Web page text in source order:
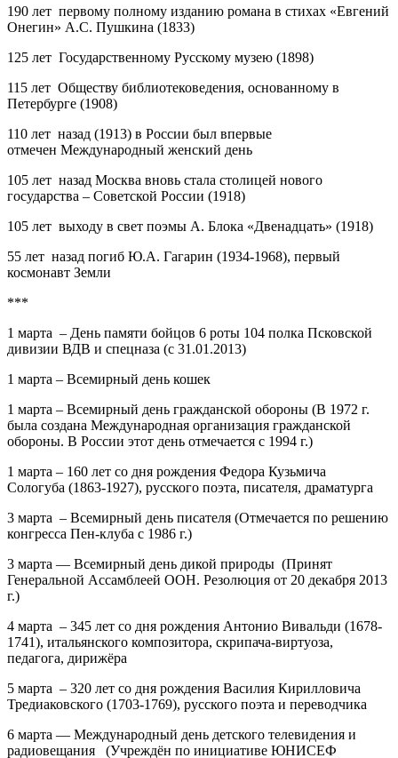
190 лет первому полному изданию романа в стихах «Евгений
Онегин» А.С. Пушкина (1833)
125 лет Государственному Русскому музею (1898)
115 лет Обществу библиотековедения, основанному в
Петербурге (1908)
110 лет назад (1913) в России был впервые
отмечен Международный женский день
105 лет назад Москва вновь стала столицей нового
государства – Советской России (1918)
105 лет выходу в свет поэмы А. Блока «Двенадцать» (1918)
55 лет назад погиб Ю.А. Гагарин (1934-1968), первый
космонавт Земли
***
1 марта – День памяти бойцов 6 роты 104 полка Псковской
дивизии ВДВ и спецназа (с 31.01.2013)
1 марта – Всемирный день кошек
1 марта – Всемирный день гражданской обороны (В 1972 г.
была создана Международная организация гражданской
обороны. В России этот день отмечается с 1994 г.)
1 марта – 160 лет со дня рождения Федора Кузьмича
Сологуба (1863-1927), русского поэта, писателя, драматурга
3 марта – Всемирный день писателя (Отмечается по решению
конгресса Пен-клуба с 1986 г.)
3 марта — Всемирный день дикой природы (Принят
Генеральной Ассамблеей ООН. Резолюция от 20 декабря 2013
г.)
4 марта – 345 лет со дня рождения Антонио Вивальди (1678-
1741), итальянского композитора, скрипача-виртуоза,
педагога, дирижёра
5 марта – 320 лет со дня рождения Василия Кирилловича
Тредиаковского (1703-1769), русского поэта и переводчика
6 марта — Международный день детского телевидения и
радиовещания (Учреждён по инициативе ЮНИСЕФ